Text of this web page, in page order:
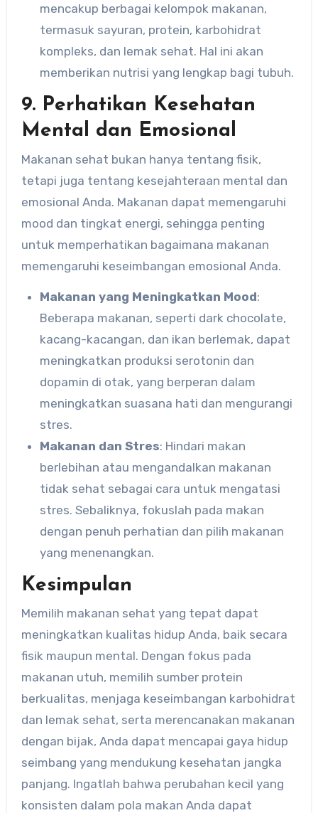
mencakup berbagai kelompok makanan,
termasuk sayuran, protein, karbohidrat
kompleks, dan lemak sehat. Hal ini akan
memberikan nutrisi yang lengkap bagi tubuh.
9. Perhatikan Kesehatan
Mental dan Emosional
Makanan sehat bukan hanya tentang fisik,
tetapi juga tentang kesejahteraan mental dan
emosional Anda. Makanan dapat memengaruhi
mood dan tingkat energi, sehingga penting
untuk memperhatikan bagaimana makanan
memengaruhi keseimbangan emosional Anda.
Makanan yang Meningkatkan Mood:
Beberapa makanan, seperti dark chocolate,
kacang-kacangan, dan ikan berlemak, dapat
meningkatkan produksi serotonin dan
dopamin di otak, yang berperan dalam
meningkatkan suasana hati dan mengurangi
stres.
Makanan dan Stres: Hindari makan
berlebihan atau mengandalkan makanan
tidak sehat sebagai cara untuk mengatasi
stres. Sebaliknya, fokuslah pada makan
dengan penuh perhatian dan pilih makanan
yang menenangkan.
Kesimpulan
Memilih makanan sehat yang tepat dapat
meningkatkan kualitas hidup Anda, baik secara
fisik maupun mental. Dengan fokus pada
makanan utuh, memilih sumber protein
berkualitas, menjaga keseimbangan karbohidrat
dan lemak sehat, serta merencanakan makanan
dengan bijak, Anda dapat mencapai gaya hidup
seimbang yang mendukung kesehatan jangka
panjang. Ingatlah bahwa perubahan kecil yang
konsisten dalam pola makan Anda dapat